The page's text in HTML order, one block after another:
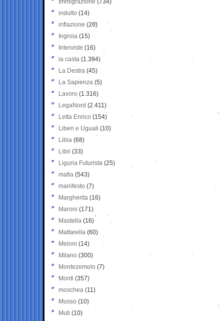
Immigrazione (734)
indulto (14)
inflazione (26)
Ingroia (15)
Interviste (16)
la casta (1.394)
La Destra (45)
La Sapienza (5)
Lavoro (1.316)
LegaNord (2.411)
Letta Enrico (154)
Liberi e Uguali (10)
Libia (68)
Libri (33)
Liguria Futurista (25)
mafia (543)
manifesto (7)
Margherita (16)
Maroni (171)
Mastella (16)
Mattarella (60)
Meloni (14)
Milano (300)
Montezemolo (7)
Monti (357)
moschea (11)
Musso (10)
Muti (10)